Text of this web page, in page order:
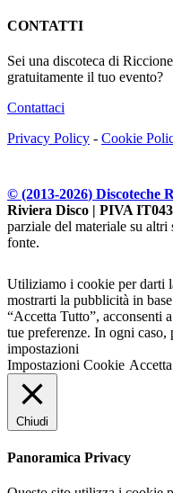
CONTATTI
Sei una discoteca di
gratuitamente il tuo evento?
Contattaci
Privacy Policy - Cookie
© (2013-2026) Discoteche
Riviera Disco | PIVA
parziale del materiale su altri
fonte.
Utiliziamo i cookie per darti
mostrarti la pubblicità in
“Accetta Tutto”, acconsenti
tue preferenze. In ogni
impostazioni
Impostazioni Cookie
Chiudi
Panoramica Privacy